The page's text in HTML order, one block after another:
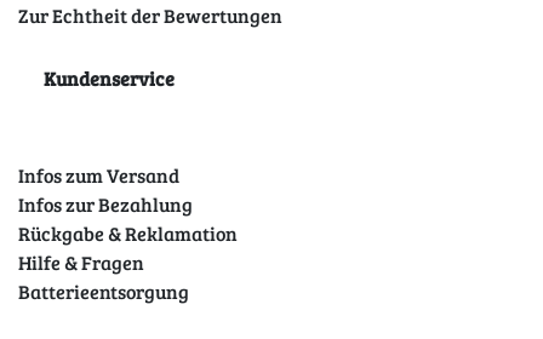
Zur Echtheit der Bewertungen
Kundenservice
Infos zum Versand
Infos zur Bezahlung
Rückgabe & Reklamation
Hilfe & Fragen
Batterieentsorgung